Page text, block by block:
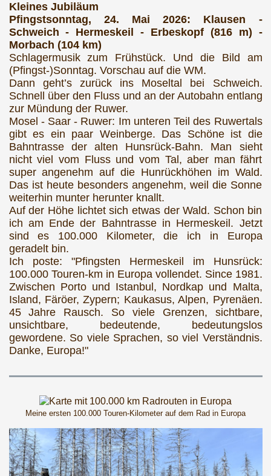
Kleines Jubiläum
Pfingstsonntag, 24. Mai 2026: Klausen -
Schweich - Hermeskeil - Erbeskopf (816 m) -
Morbach (104 km)
Schlagermusik zum Frühstück. Und die Bild am
(Pfingst-)Sonntag. Vorschau auf die WM.
Dann geht’s zurück ins Moseltal bei Schweich.
Schnell über den Fluss und an der Autobahn entlang
zur Mündung der Ruwer.
Mosel - Saar - Ruwer: Im unteren Teil des Ruwertals
gibt es ein paar Weinberge. Das Schöne ist die
Bahntrasse der alten Hunsrück-Bahn. Man sieht
nicht viel vom Fluss und vom Tal, aber man fährt
super angenehm auf die Hunrückhöhen im Wald.
Das ist heute besonders angenehm, weil die Sonne
weiterhin munter herunter knallt.
Auf der Höhe lichtet sich etwas der Wald. Schon bin
ich am Ende der Bahntrasse in Hermeskeil. Jetzt
sind es 100.000 Kilometer, die ich in Europa
geradelt bin.
Ich poste: "Pfingsten Hermeskeil im Hunsrück:
100.000 Touren-km in Europa vollendet. Since 1981.
Zwischen Porto und Istanbul, Nordkap und Malta,
Island, Färöer, Zypern; Kaukasus, Alpen, Pyrenäen.
45 Jahre Rausch. So viele Grenzen, sichtbare,
unsichtbare, bedeutende, bedeutungslos
gewordene. So viele Sprachen, so viel Verständnis.
Danke, Europa!"
Meine ersten 100.000 Touren-Kilometer auf dem Rad in Europa